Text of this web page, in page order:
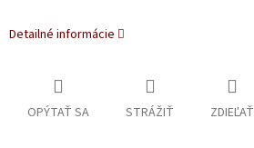
Detailné informácie
OPÝTAŤ SA STRÁŽIŤ ZDIEĽAŤ